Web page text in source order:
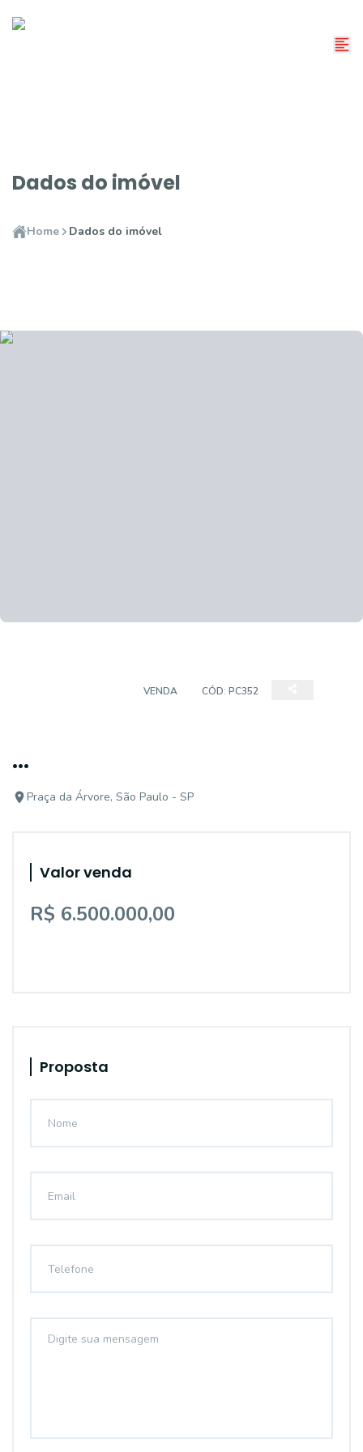
Dados do imóvel
Home Dados do imóvel
VENDA CÓD: PC352
...
Praça da Árvore, São Paulo - SP
Valor venda
R$ 6.500.000,00
Proposta